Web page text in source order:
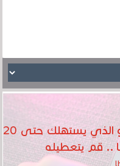
شياومي تقول أن هذا هو العدو الذي يستهلك حتى 20
.. قم يتعطيله